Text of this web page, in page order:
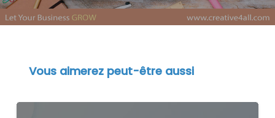
Vous aimerez peut-être aussi